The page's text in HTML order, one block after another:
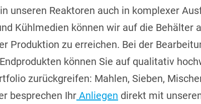
unseren Reaktoren auch in komplexer
Kühlmedien können wir auf die Behälter
Produktion zu erreichen. Bei der
können Sie auf qualitativ
zurückgreifen: Mahlen, Sieben,
besprechen Ihr Anliegen direkt mit